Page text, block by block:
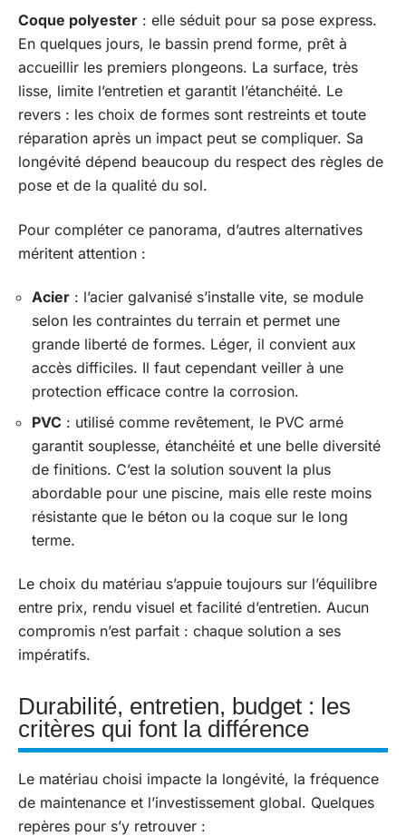
Coque polyester : elle séduit pour sa pose express.
En quelques jours, le bassin prend forme, prêt à
accueillir les premiers plongeons. La surface, très
lisse, limite l’entretien et garantit l’étanchéité. Le
revers : les choix de formes sont restreints et toute
réparation après un impact peut se compliquer. Sa
longévité dépend beaucoup du respect des règles de
pose et de la qualité du sol.
Pour compléter ce panorama, d’autres alternatives
méritent attention :
Acier : l’acier galvanisé s’installe vite, se module
selon les contraintes du terrain et permet une
grande liberté de formes. Léger, il convient aux
accès difficiles. Il faut cependant veiller à une
protection efficace contre la corrosion.
PVC : utilisé comme revêtement, le PVC armé
garantit souplesse, étanchéité et une belle diversité
de finitions. C’est la solution souvent la plus
abordable pour une piscine, mais elle reste moins
résistante que le béton ou la coque sur le long
terme.
Le choix du matériau s’appuie toujours sur l’équilibre
entre prix, rendu visuel et facilité d’entretien. Aucun
compromis n’est parfait : chaque solution a ses
impératifs.
Durabilité, entretien, budget : les
critères qui font la différence
Le matériau choisi impacte la longévité, la fréquence
de maintenance et l’investissement global. Quelques
repères pour s’y retrouver :